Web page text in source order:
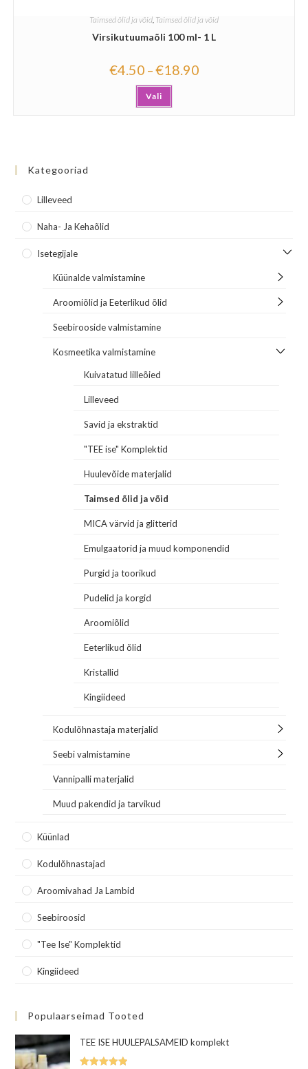
Taimsed õlid ja võid Taimsed õlid ja võid
Virsikutuumaõli 100 ml- 1 L
€4.50 –€18.90
Vali
Kategooriad
Lilleveed
Naha- Ja Kehaõlid
Isetegijale
Küünalde valmistamine
Aroomiõlid ja Eeterlikud õlid
Seebirooside valmistamine
Kosmeetika valmistamine
Kuivatatud lilleõied
Lilleveed
Savid ja ekstraktid
"TEE ise" Komplektid
Huulevõide materjalid
Taimsed õlid ja võid
MICA värvid ja glitterid
Emulgaatorid ja muud komponendid
Purgid ja toorikud
Pudelid ja korgid
Aroomiõlid
Eeterlikud õlid
Kristallid
Kingiideed
Kodulõhnastaja materjalid
Seebi valmistamine
Vannipalli materjalid
Muud pakendid ja tarvikud
Küünlad
Kodulõhnastajad
Aroomivahad Ja Lambid
Seebiroosid
"Tee Ise" Komplektid
Kingiideed
Populaarseimad Tooted
TEE ISE HUULEPALSAMEID komplekt